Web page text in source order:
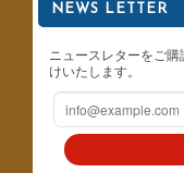
NEWS LETTER
ニュースレターをご
けいたします。